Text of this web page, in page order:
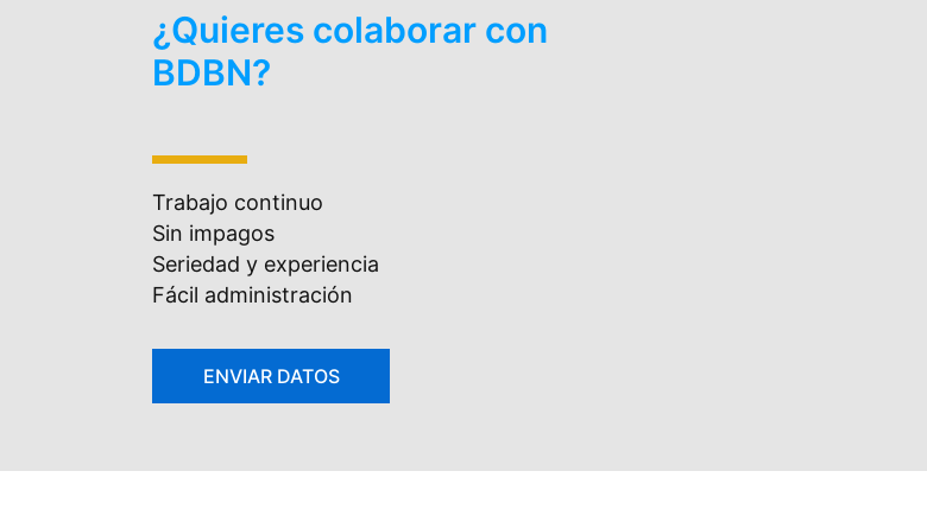
¿Quieres colaborar con
BDBN?
Trabajo continuo
Sin impagos
Seriedad y experiencia
Fácil administración